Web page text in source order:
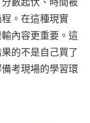
。在這種現實
內容更重要。這
的不是自己買了
考現場的學習環